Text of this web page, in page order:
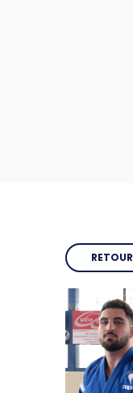
: Épisode 1
& Haut Niveau
RETOUR